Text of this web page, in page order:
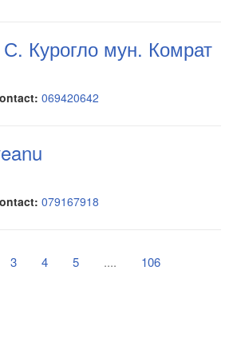
Курогло мун. Комрат
069420642
079167918
3 4 5 ....
106